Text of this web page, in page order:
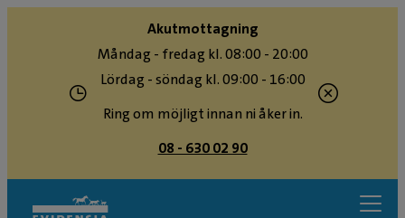
Akutmottagning
Måndag - fredag kl. 08:00 - 20:00
Lördag - söndag kl. 09:00 - 16:00
Ring om möjligt innan ni åker in.
08 - 630 02 90